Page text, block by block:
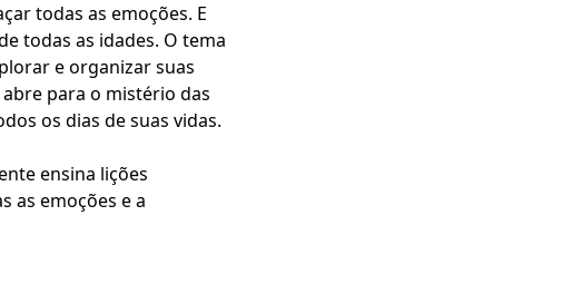
todas as emoções. E
todas as idades. O tema
e organizar suas
para o mistério das
os dias de suas vidas.
ensina lições
as emoções e a